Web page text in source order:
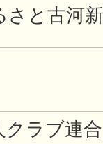
さと古河
クラブ連